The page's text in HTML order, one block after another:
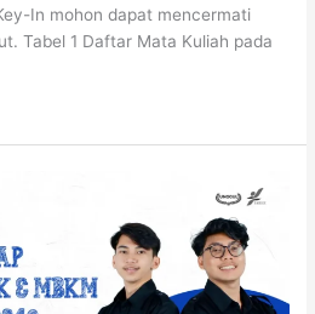
In mohon dapat mencermati
Tabel 1 Daftar Mata Kuliah pada